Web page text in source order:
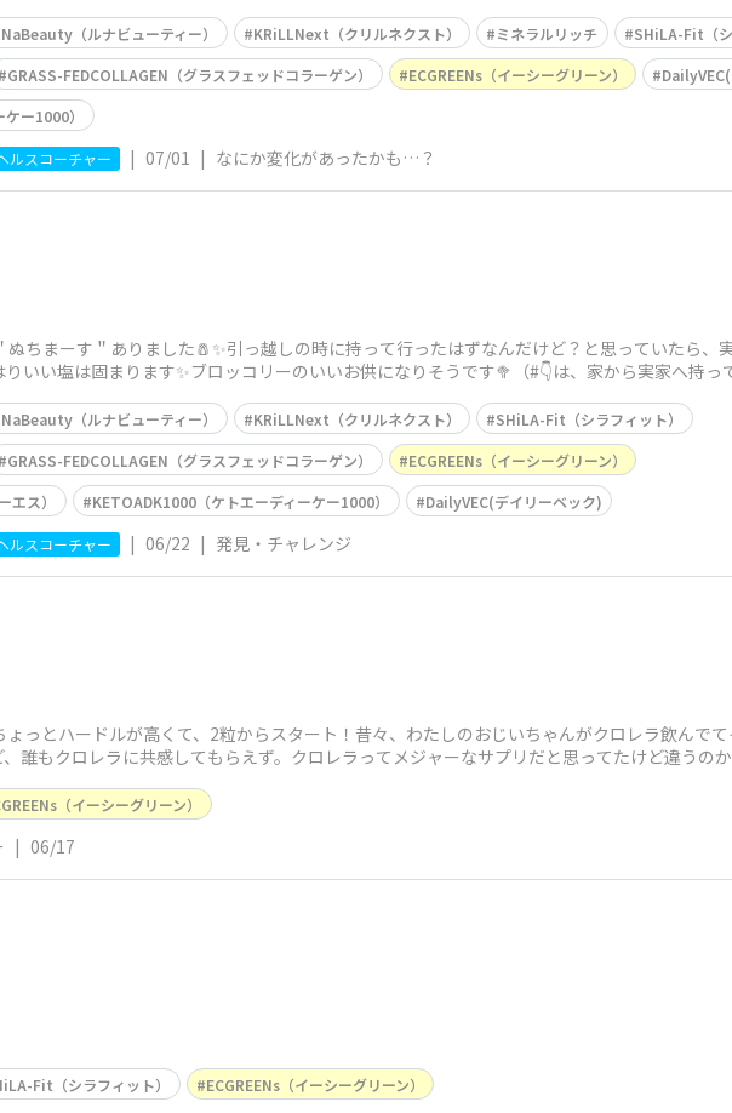
（ルナビューティー） KRiLLNext（クリルネクスト） ミネラルリッチ
SHiLA-Fit（シ
GRASS-FEDCOLLAGEN（グラスフェッドコラーゲン） ECGREENs（イーシーグリーン）
ー1000）
ルスコーチャー | 07/01 | なにか変化があったかも…？
ちまーす＂ありました🧂✨引っ越しの時に持って行ったはずなんだけど？と思っていたら、
いい塩は固まります✨ブロッコリーのいいお供になりそうです🥦（#👇は、家から実家へ持っ
（ルナビューティー） KRiLLNext（クリルネクスト）
SHiLA-Fit（シラフィット）
GRASS-FEDCOLLAGEN（グラスフェッドコラーゲン）
ECGREENs（イーシーグリーン）
ス）
KETOADK1000（ケトエーディーケー1000） DailyVEC(デイリーベック)
ルスコーチャー | 06/22 | 発見・チャレンジ
っとハードルが高くて、2粒からスタート！昔々、わたしのおじいちゃんがクロレラ飲んで
誰もクロレラに共感してもらえず。クロレラってメジャーなサプリだと思ってたけど違うの
（イーシーグリーン）
| 06/17
Fit（シラフィット） ECGREENs（イーシーグリーン）